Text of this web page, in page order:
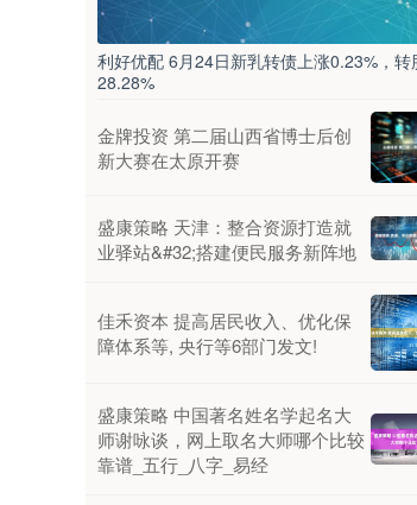
利好优配 6月24日新乳转债上涨0.23%，转
28.28%
金牌投资 第二届山西省博士后创
新大赛在太原开赛
盛康策略 天津：整合资源打造就
业驿站&#32;搭建便民服务新阵地
佳禾资本 提高居民收入、优化保
障体系等, 央行等6部门发文!
盛康策略 中国著名姓名学起名大
师谢咏谈，网上取名大师哪个比较
靠谱_五行_八字_易经